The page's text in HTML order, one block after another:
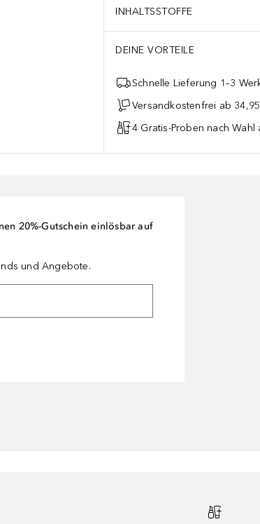
INHALTSSTOFFE
DEINE VORTEILE
Schnelle Lieferung 1–3
Versandkostenfrei ab
4 Gratis-Proben nach Wahl
20%-Gutschein einlösbar auf
und Angebote.